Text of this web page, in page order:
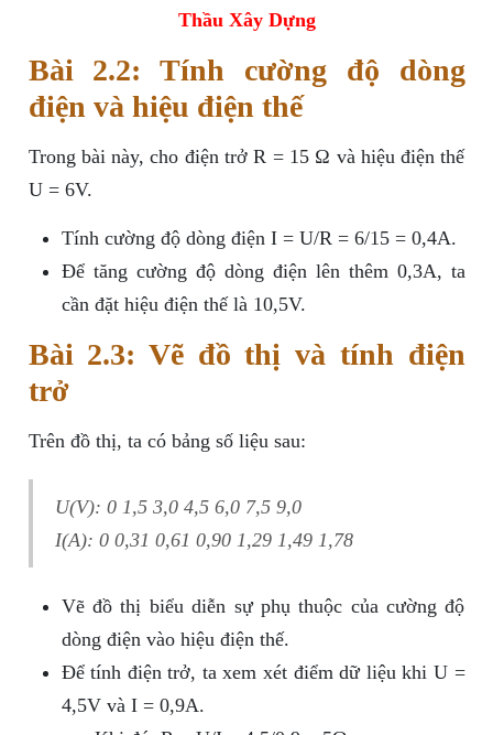
Thầu Xây Dựng
Bài 2.2: Tính cường độ dòng
điện và hiệu điện thế
Trong bài này, cho điện trở R = 15 Ω và hiệu điện thế
U = 6V.
Tính cường độ dòng điện I = U/R = 6/15 = 0,4A.
Để tăng cường độ dòng điện lên thêm 0,3A, ta
cần đặt hiệu điện thế là 10,5V.
Bài 2.3: Vẽ đồ thị và tính điện
trở
Trên đồ thị, ta có bảng số liệu sau:
U(V): 0 1,5 3,0 4,5 6,0 7,5 9,0
I(A): 0 0,31 0,61 0,90 1,29 1,49 1,78
Vẽ đồ thị biểu diễn sự phụ thuộc của cường độ
dòng điện vào hiệu điện thế.
Để tính điện trở, ta xem xét điểm dữ liệu khi U =
4,5V và I = 0,9A.